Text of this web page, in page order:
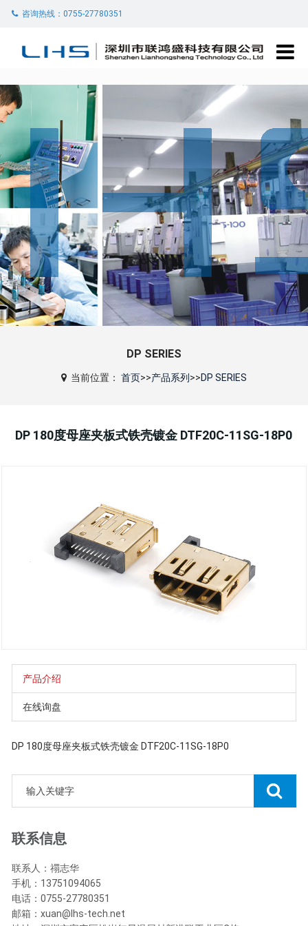
咨询热线：0755-27780351
DP SERIES
当前位置： 首页>>产品系列 >>DP SERIES
DP 180度母座夹板式铁壳镀金 DTF20C-11SG-18P0
产品介绍
在线询盘
DP 180度母座夹板式铁壳镀金 DTF20C-11SG-18P0
联系信息
联系人：禤志华
手机：13751094065
电话：0755-27780351
邮箱：xuan@lhs-tech.net